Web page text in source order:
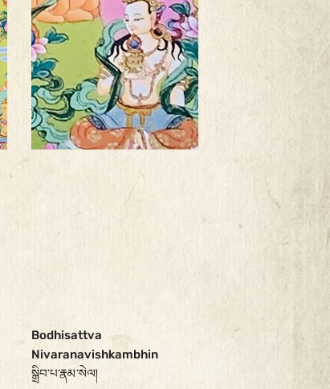
Bodhisattva
Nivaranavishkambhin
སྒྲིབ་པ་རྣམ་སེལ།